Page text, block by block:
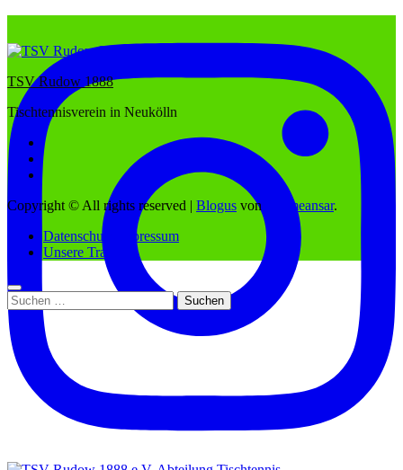
TSV Rudow 1888
Tischtennisverein in Neukölln
Copyright © All rights reserved | Blogus von Themeansar.
Datenschutz/Impressum
Unsere Trainer
Suchen
nach: